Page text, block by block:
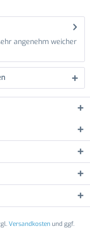
angenehm weicher
Versandkostenund ggf.